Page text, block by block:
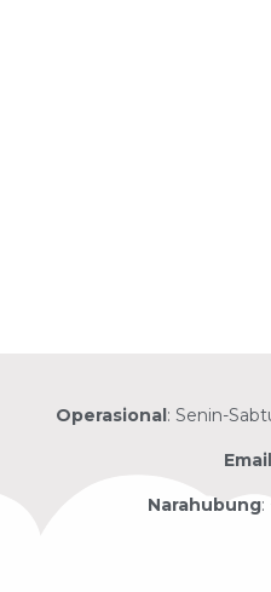
Operasional: Senin-
Email
Narahubung: